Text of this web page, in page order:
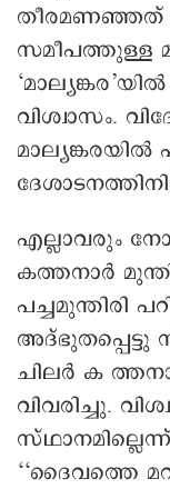
തീരമണഞ്ഞത്
സമീപത്തുള്ള
വിശ്വാസം.
എല്ലാവരും
കത്തനാർ
പച്ചമുന്തിരി
അദ്ഭുതപ്പെട്ടു
ചിലർ ക
വിവരിച്ചു.
‘‘ദൈവത്തെ